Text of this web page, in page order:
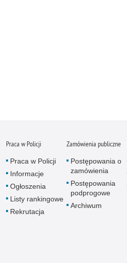
Praca w Policji
Praca w Policji
Informacje
Ogłoszenia
Listy rankingowe
Rekrutacja
Zamówienia publiczne
Postępowania o
zamówienia
Postępowania
podprogowe
Archiwum